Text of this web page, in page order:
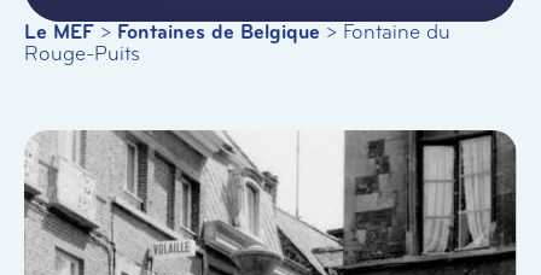
Le MEF > Fontaines de Belgique > Fontaine du
Rouge-Puits